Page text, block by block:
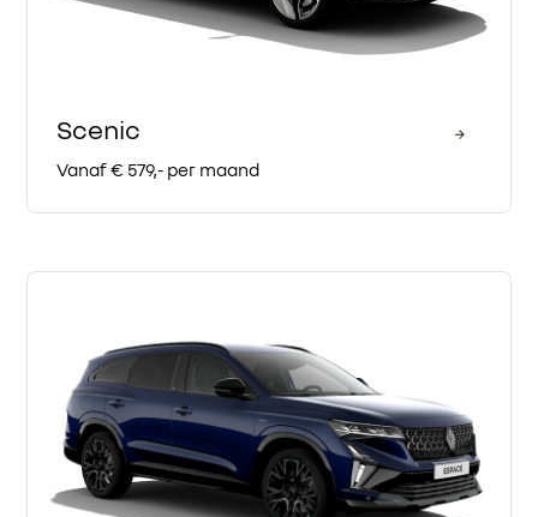
Scenic
Vanaf € 579,- per maand